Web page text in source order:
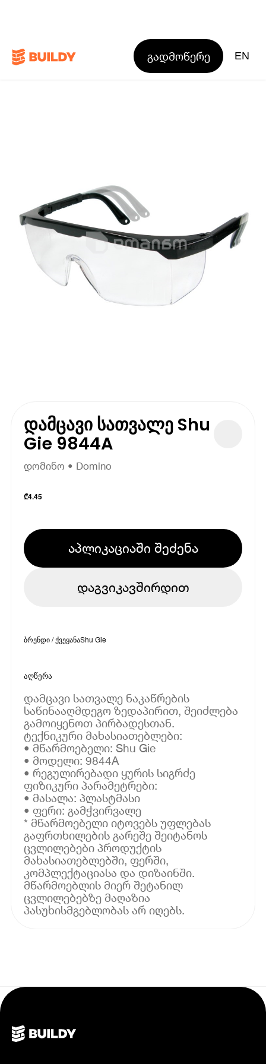
გადმოწერე EN
დამცავი სათვალე Shu
Gie 9844A
დომინო • Domino
₾4.45
აპლიკაციაში შეძენა
დაგვიკავშირდით
ბრენდი / ქვეყანაShu Gie
აღწერა
დამცავი სათვალე ნაკაწრების
საწინააღმდეგო ზედაპირით, შეიძლება
გამოიყენოთ პირბადესთან.
ტექნიკური მახასიათებლები:
• მწარმოებელი: Shu Gie
• მოდელი: 9844A
• რეგულირებადი ყურის სიგრძე
ფიზიკური პარამეტრები:
• მასალა: პლასტმასი
• ფერი: გამჭვირვალე
* მწარმოებელი იტოვებს უფლებას
გაფრთხილების გარეშე შეიტანოს
ცვლილებები პროდუქტის
მახასიათებლებში, ფერში,
კომპლექტაციასა და დიზაინში.
მწარმოებლის მიერ შეტანილ
ცვლილებებზე მაღაზია
პასუხისმგებლობას არ იღებს.